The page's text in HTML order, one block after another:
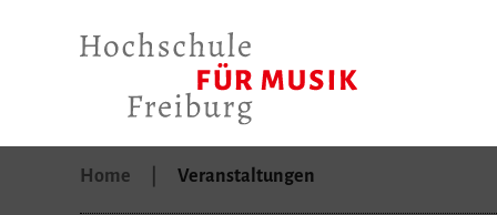
Home Veranstaltungen